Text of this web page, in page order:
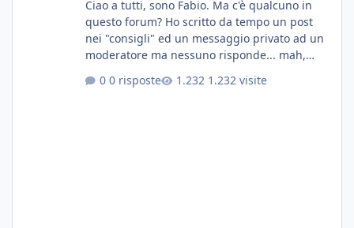
Ciao a tutti, sono Fabio. Ma c'è qualcuno in
questo forum? Ho scritto da tempo un post
nei "consigli" ed un messaggio privato ad un
moderatore ma nessuno risponde... mah,
0 risposte 1.232 visite